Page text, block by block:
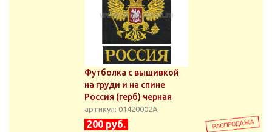
Футболка с вышивкой
на груди и на спине
Россия (герб) черная
артикул: 01420002А
200 руб.